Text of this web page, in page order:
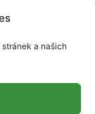
a našich